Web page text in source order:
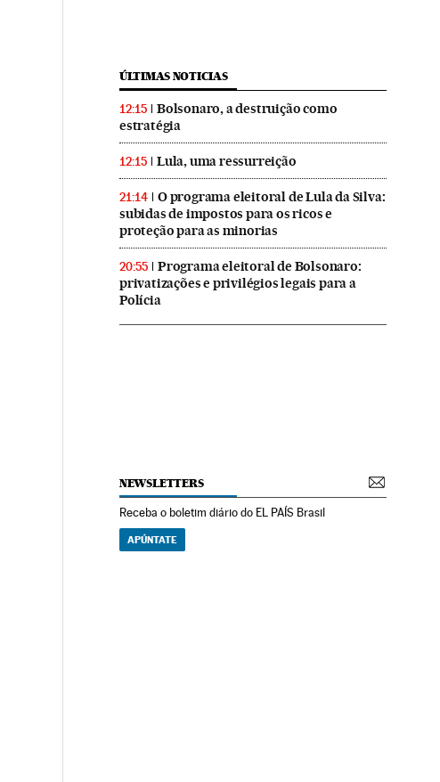
ÚLTIMAS NOTICIAS
12:15
Bolsonaro, a destruição como
estratégia
12:15 Lula, uma ressurreição
21:14
O programa eleitoral de Lula da Silva:
subidas de impostos para os ricos e
proteção para as minorias
20:55
Programa eleitoral de Bolsonaro:
privatizações e privilégios legais para a
Polícia
NEWSLETTERS
Receba o boletim diário do EL PAÍS Brasil
APÚNTATE